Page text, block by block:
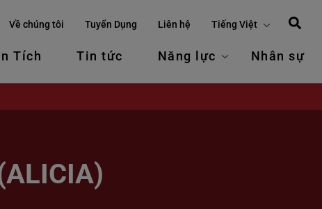
Về chúng tôi Tuyển Dụng Liên hệ Tiếng Việt
Tích Tin tức Năng lực Nhân sự